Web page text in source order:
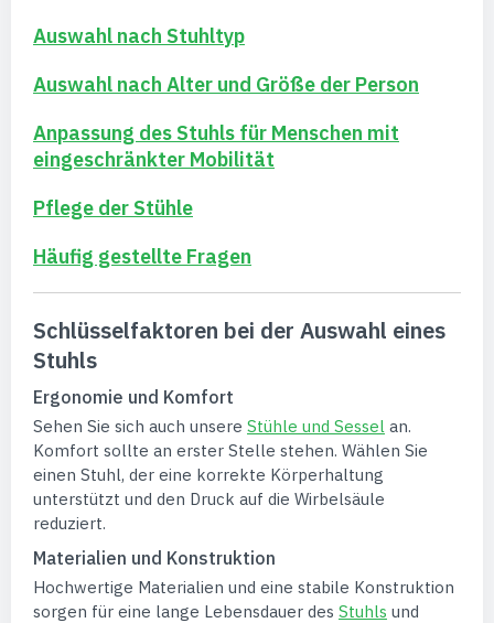
Auswahl nach Stuhltyp
Auswahl nach Alter und Größe der Person
Anpassung des Stuhls für Menschen mit
eingeschränkter Mobilität
Pflege der Stühle
Häufig gestellte Fragen
Schlüsselfaktoren bei der Auswahl eines
Stuhls
Ergonomie und Komfort
Sehen Sie sich auch unsere Stühle und Sessel an.
Komfort sollte an erster Stelle stehen. Wählen Sie
einen Stuhl, der eine korrekte Körperhaltung
unterstützt und den Druck auf die Wirbelsäule
reduziert.
Materialien und Konstruktion
Hochwertige Materialien und eine stabile Konstruktion
sorgen für eine lange Lebensdauer des Stuhls und